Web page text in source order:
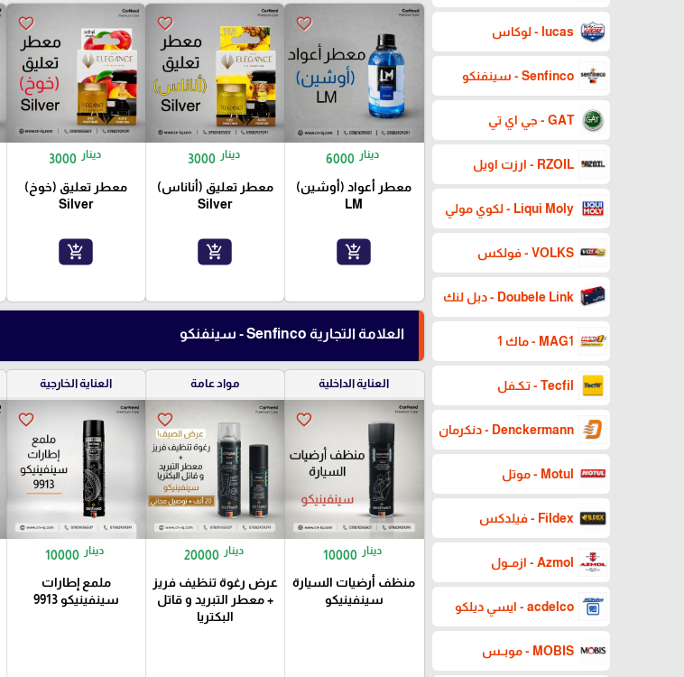
lucas - لوكاس
Senfinco - سينفنكو
GAT - جي اي تي
RZOIL - ارزت اويل
Liqui Moly - لكوي مولي
VOLKS - فولكس
Doubele Link - دبل لنك
MAG1 - ماك 1
Tecfil - تـكـفل
Denckermann - دنكرمان
Motul - موتل
Fildex - فيلدكس
Azmol - ازمــول
acdelco - ايسي ديلكو
MOBIS - موبــس
favorite_border
6000 دينار
معطر أعواد (أوشين)
LM
add_shopping_cart
favorite_border
3000 دينار
معطر تعليق (أناناس)
Silver
add_shopping_cart
favorite_border
3000 دينار
معطر تعليق (خوخ)
Silver
add_shopping_cart
العلامة التجارية Senfinco - سينفنكو
العناية الداخلية
favorite_border
10000 دينار
منظف أرضيات السيارة
سينفينيكو
مواد عامة
favorite_border
20000 دينار
عرض رغوة تنظيف فريز
+ معطر التبريد و قاتل
البكتريا
العناية الخارجية
favorite_border
10000 دينار
ملمع إطارات
سينفينيكو 9913